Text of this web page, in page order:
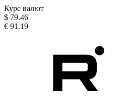
Курс валют
$ 79.46
€ 91.19